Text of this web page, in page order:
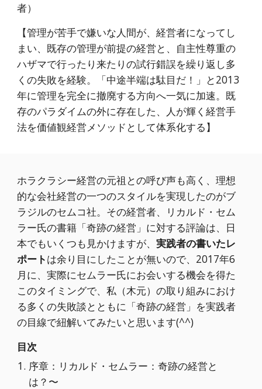
者）
【管理が苦手で嫌いな人間が、経営者になってし
まい、既存の管理が前提の経営と、自主性尊重の
ハザマで行ったり来たりの試行錯誤を繰り返し多
くの失敗を経験。「中途半端は駄目だ！」と2013
年に管理を完全に撤廃する方向へ一気に加速。既
存のパラダイムの外に存在した、人が輝く経営手
法を価値観経営メソッドとして体系化する】
ホラクラシー経営の元祖との呼び声も高く、理想
的な会社経営の一つのスタイルを実現したのがブ
ラジルのセムコ社。その経営者、リカルド・セム
ラー氏の書籍「奇跡の経営」に対する評論は、日
本でもいくつも見かけますが、実践者の書いたレ
ポートは余り目にしたことが無いので、2017年6
月に、実際にセムラー氏にお会いする機会を得た
このタイミングで、私（木元）の取り組みにおけ
る多くの失敗談とともに「奇跡の経営」を実践者
の目線で紐解いてみたいと思います(^^)
目次
序章：リカルド・セムラー：奇跡の経営と
は？〜